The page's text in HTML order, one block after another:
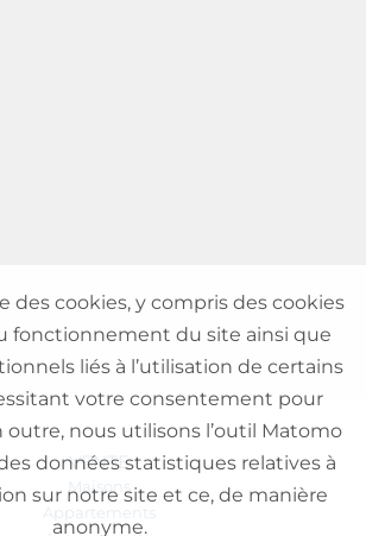
VENTE
Maisons
Appartements
des cookies, y compris des cookies
fonctionnement du site ainsi que
liés à l’utilisation de certains
votre consentement pour
outre, nous utilisons l’outil Matomo
données statistiques relatives à
sur notre site et ce, de manière
anonyme.